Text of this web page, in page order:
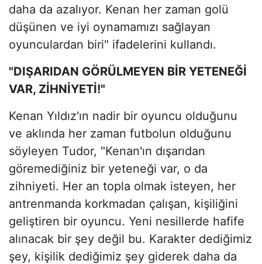
daha da azalıyor. Kenan her zaman golü
düşünen ve iyi oynamamızı sağlayan
oyunculardan biri" ifadelerini kullandı.
"DIŞARIDAN GÖRÜLMEYEN BİR YETENEĞİ
VAR, ZİHNİYETİ!"
Kenan Yıldız'ın nadir bir oyuncu olduğunu
ve aklında her zaman futbolun olduğunu
söyleyen Tudor, "Kenan'ın dışarıdan
göremediğiniz bir yeteneği var, o da
zihniyeti. Her an topla olmak isteyen, her
antrenmanda korkmadan çalışan, kişiliğini
geliştiren bir oyuncu. Yeni nesillerde hafife
alınacak bir şey değil bu. Karakter dediğimiz
şey, kişilik dediğimiz şey giderek daha da